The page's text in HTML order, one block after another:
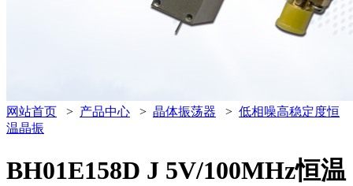
网站首页 > 产品中心 > 晶体振荡器 > 低相噪高稳定度恒
温晶振
BH01E158D J 5V/100MHz恒温